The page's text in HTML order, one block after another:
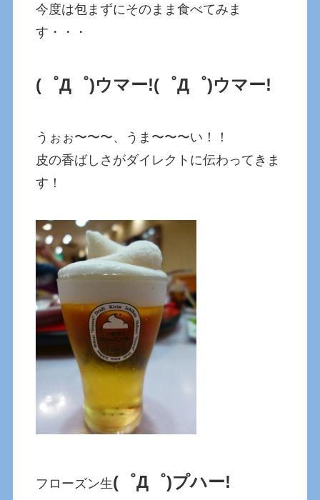
今度は包まずにそのまま食べてみま
す・・・
(゜Д゜)ウマー!(゜Д゜)ウマー!
うぉぉ〜〜〜、うま〜〜〜い！！
皮の香ばしさがダイレクトに伝わってきま
す！
フローズン生(゜Д゜)プハー!